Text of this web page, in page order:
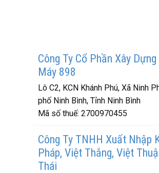
Công Ty Cổ Phần Xây
Máy 898
Lô C2, KCN Khánh Phú, Xã Ninh
phố Ninh Bình, Tỉnh Ninh Bình
Mã số thuế: 2700970455
Công Ty TNHH Xuất Nhập
Pháp, Việt Thắng, Việt
Thái